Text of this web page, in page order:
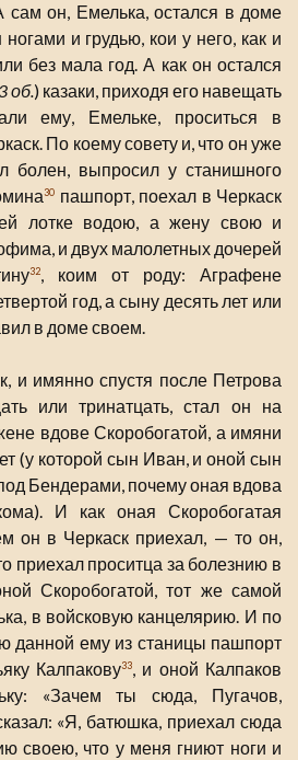
сам он, Емелька, остался в доме
и грудью, кои у него, как и
без мала год. А как он остался
об.) казаки, приходя его навещать
ему, Емельке, проситься в
По коему совету и, что он уже
болен, выпросил у станишного
30 пашпорт, поехал в Черкаск
лотке водою, а жену свою и
и двух малолетных дочерей
32, коим от роду: Аграфене
год, а сыну десять лет или
в доме своем.
и имянно спустя после Петрова
или тринатцать, стал он на
вдове Скоробогатой, а имяни
(у которой сын Иван, и оной сын
Бендерами, почему оная вдова
И как оная Скоробогатая
он в Черкаск приехал, — то он,
приехал проситца за болезнию в
Скоробогатой, тот же самой
в войсковую канцелярию. И по
данной ему из станицы пашпорт
Калпакову33, и оной Калпаков
«Зачем ты сюда, Пугачов,
«Я, батюшка, приехал сюда
своею, что у меня гниют ноги и